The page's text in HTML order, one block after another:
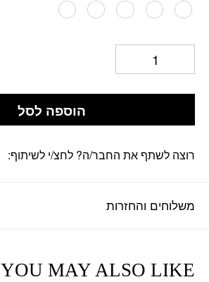
הוספה לסל
משלוחים והחזרות
רוצה לשתף את החבר/ה? לחצ/י לשיתוף:
YOU MAY ALSO LIKE